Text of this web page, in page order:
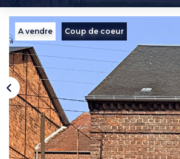
CREVECOEUR
NOS SERVICES
CONTACT
A vendre Coup de coeur